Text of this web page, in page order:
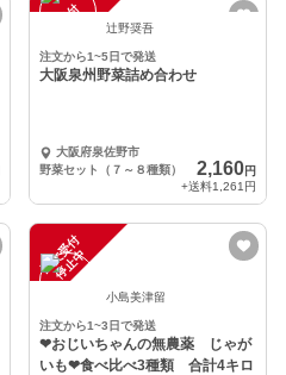
注
文
受
付
停
止 辻野奨吾
注文から1~5日で発送
大阪泉州野菜詰め合わせ
大阪府泉佐野市
野菜セット（７～８種類）
2,160円
+送料1,261円
注
文
受
付
停
止
中
小島美津留
注文から1~3日で発送
❤おじいちゃんの無農薬 じゃが
いも❤食べ比べ3種類 合計4キロ